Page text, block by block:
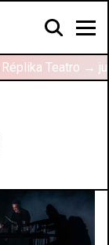
Teatro →